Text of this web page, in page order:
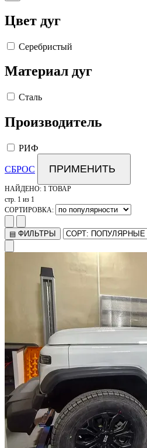
Цвет дуг
Серебристый
Материал дуг
Сталь
Производитель
РИФ
СБРОС ПРИМЕНИТЬ
НАЙДЕНО: 1 ТОВАР
стр. 1 из 1
СОРТИРОВКА:
▤ ФИЛЬТРЫ